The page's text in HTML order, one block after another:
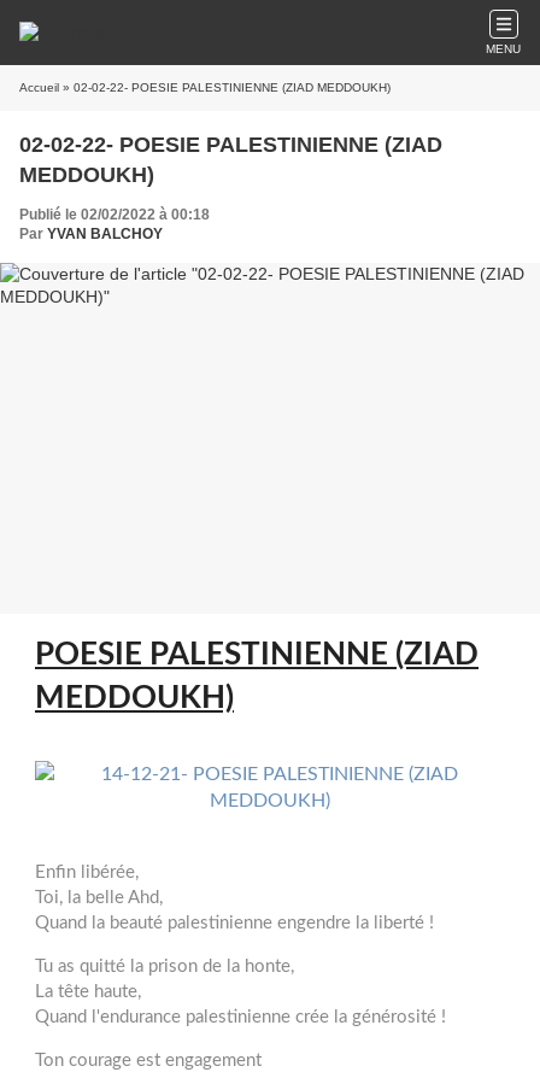
MENU
Accueil » 02-02-22- POESIE PALESTINIENNE (ZIAD MEDDOUKH)
02-02-22- POESIE PALESTINIENNE (ZIAD
MEDDOUKH)
Publié le 02/02/2022 à 00:18
Par YVAN BALCHOY
POESIE PALESTINIENNE (ZIAD
MEDDOUKH)
Enfin libérée,
Toi, la belle Ahd,
Quand la beauté palestinienne engendre la liberté !
Tu as quitté la prison de la honte,
La tête haute,
Quand l'endurance palestinienne crée la générosité !
Ton courage est engagement